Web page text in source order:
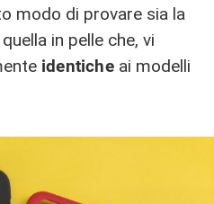
modo di provare sia la
in pelle che, vi
identicheai modelli